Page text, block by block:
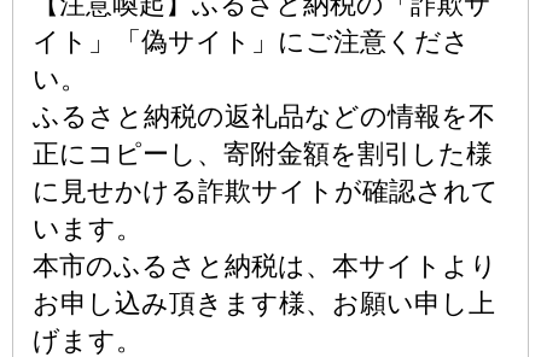
イト」「偽サイト」にご注意くださ
い。
ふるさと納税の返礼品などの情報を不
正にコピーし、寄附金額を割引した様
に見せかける詐欺サイトが確認されて
います。
本市のふるさと納税は、本サイトより
お申し込み頂きます様、お願い申し上
げます。